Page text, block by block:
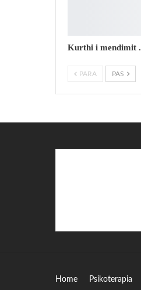
Kurthi i mendimit .
PARA PAS
Home Psikoterapia